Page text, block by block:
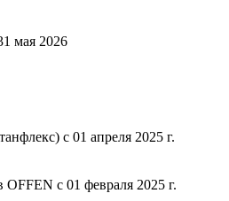
мая 2026
с 01 апреля 2025 г.
с 01 февраля 2025 г.